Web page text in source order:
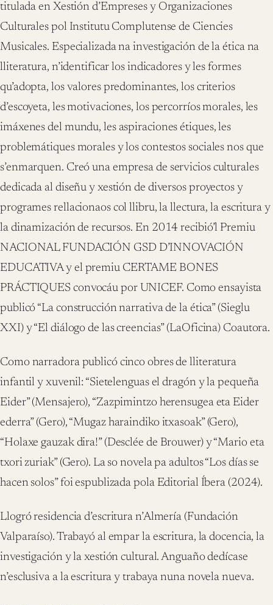
titulada en Xestión d’Empreses y Organizaciones
Culturales pol Institutu Complutense de Ciencies
Musicales. Especializada na investigación de la ética na
lliteratura, n’identificar los indicadores y les formes
qu’adopta, los valores predominantes, los criterios
d’escoyeta, les motivaciones, los percorríos morales, les
imáxenes del mundu, les aspiraciones étiques, les
problemátiques morales y los contestos sociales nos que
s’enmarquen. Creó una empresa de servicios culturales
dedicada al diseñu y xestión de diversos proyectos y
programes rellacionaos col llibru, la llectura, la escritura y
la dinamización de recursos. En 2014 recibió’l Premiu
NACIONAL FUNDACIÓN GSD D’INNOVACIÓN
EDUCATIVA y el premiu CERTAME BONES
PRÁCTIQUES convocáu por UNICEF. Como ensayista
publicó “La construcción narrativa de la ética” (Sieglu
XXI) y “El diálogo de las creencias” (LaOficina) Coautora.
Como narradora publicó cinco obres de lliteratura
infantil y xuvenil: “Sietelenguas el dragón y la pequeña
Eider” (Mensajero), “Zazpimintzo herensugea eta Eider
ederra” (Gero), “Mugaz haraindiko itxasoak” (Gero),
“Holaxe gauzak dira!” (Desclée de Brouwer) y “Mario eta
txori zuriak” (Gero). La so novela pa adultos “Los días se
hacen solos” foi espublizada pola Editorial Íbera (2024).
Llogró residencia d’escritura n’Almería (Fundación
Valparaíso). Trabayó al empar la escritura, la docencia, la
investigación y la xestión cultural. Anguaño dedícase
n’esclusiva a la escritura y trabaya nuna novela nueva.